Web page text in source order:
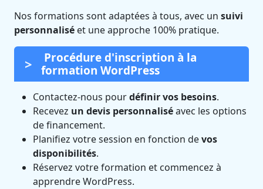
Nos formations sont adaptées à tous, avec un suivi
personnalisé et une approche 100% pratique.
Procédure d'inscription à la
formation WordPress
Contactez-nous pourdéfinir vos besoins.
Recevez un devis personnaliséavec les options
de financement.
Planifiez votre session en fonction devos
disponibilités.
Réservez votre formation et commencez à
apprendre WordPress.